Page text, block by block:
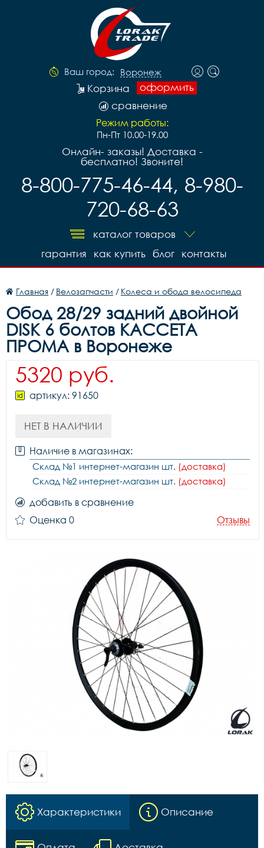
Ваш город: Воронеж
оформить
Корзина
сравнение
Режим работы:
Пн-Пт 10.00-19.00
Онлайн- заказы! Доставка -
бесплатно! Звоните!
8-800-775-46-44, 8-980-
720-68-63
каталог товаров
контакты
блог
как купить
гарантия
Главная / Велозапчасти / Колеса и обода велосипеда
Обод 28/29 задний двойной
DISK 6 болтов КАССЕТА
ПРОМА в Воронеже
5320 руб.
артикул: 91650
НЕТ В НАЛИЧИИ
Наличие в магазинах:
Склад №1 интернет-магазин шт. (доставка)
Склад №2 интернет-магазин шт. (доставка)
добавить в сравнение
Оценка 0
Отзывы
Характеристики Описание